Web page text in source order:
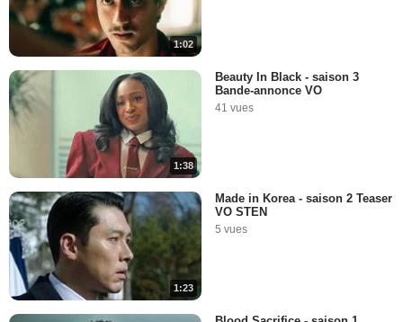
1:02
1:38
Beauty In Black - saison 3
Bande-annonce VO
41 vues
1:23
Made in Korea - saison 2 Teaser
VO STEN
5 vues